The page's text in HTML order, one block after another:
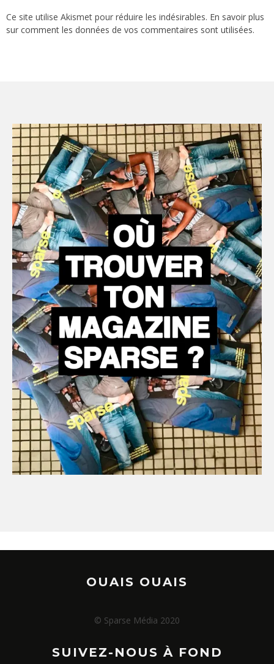
Ce site utilise Akismet pour réduire les indésirables. En savoir plus
sur comment les données de vos commentaires sont utilisées.
OUAIS OUAIS
© Sparse Média 2020
SUIVEZ-NOUS À FOND